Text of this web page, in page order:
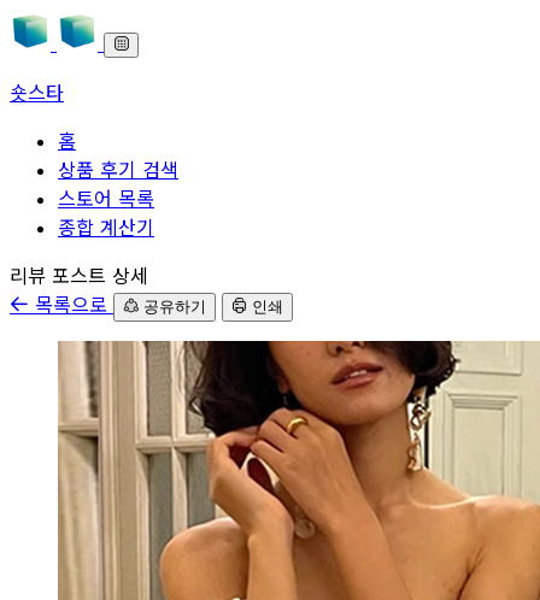
숏스타
홈
상품 후기 검색
스토어 목록
종합 계산기
본문으로 바로가기
리뷰 포스트 상세
목록으로
공유하기 인쇄